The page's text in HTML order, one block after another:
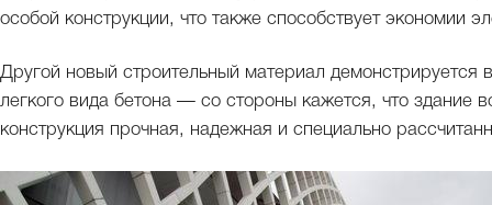
особой конструкции, что также способствует экономии
Другой новый строительный материал
легкого вида бетона — со стороны кажется, что здание
конструкция прочная, надежная и специально